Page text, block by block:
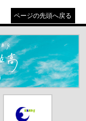
ページの先頭へ戻る
す）
ピーキングテ